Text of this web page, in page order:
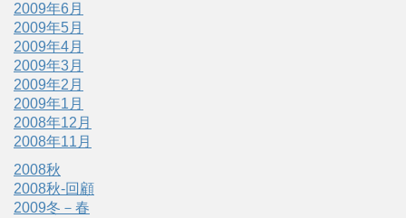
2009年6月
2009年5月
2009年4月
2009年3月
2009年2月
2009年1月
2008年12月
2008年11月
2008秋
2008秋-回顧
2009冬－春